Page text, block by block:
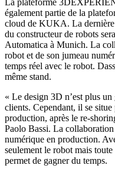
La plateforme
également partie de la
cloud de KUKA. La dernière
du constructeur de robots
Automatica à Munich. La
robot et de son jumeau
temps réel avec le robot.
même stand.
« Le design 3D n’est plus
clients. Cependant, il se
production, après le re-
Paolo Bassi. La
numérique en production.
seulement le robot mais
permet de gagner du temps.